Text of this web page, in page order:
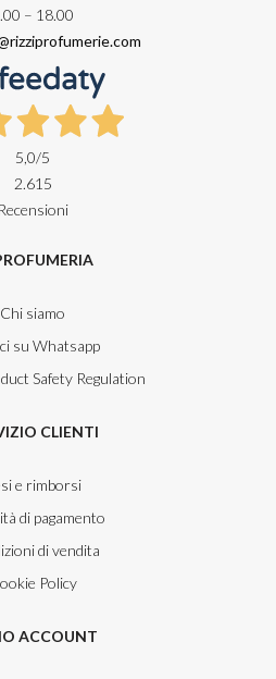
– 18.00
5,0/5
2.615
Recensioni
Chi siamo
su Whatsapp
Safety Regulation
CLIENTI
e rimborsi
di pagamento
di vendita
Policy
ACCOUNT